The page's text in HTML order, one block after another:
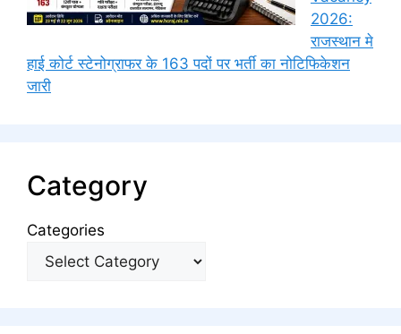
2026:
राजस्थान मे
हाई कोर्ट स्टेनोग्राफर के 163 पदों पर भर्ती का नोटिफिकेशन
जारी
Category
Categories